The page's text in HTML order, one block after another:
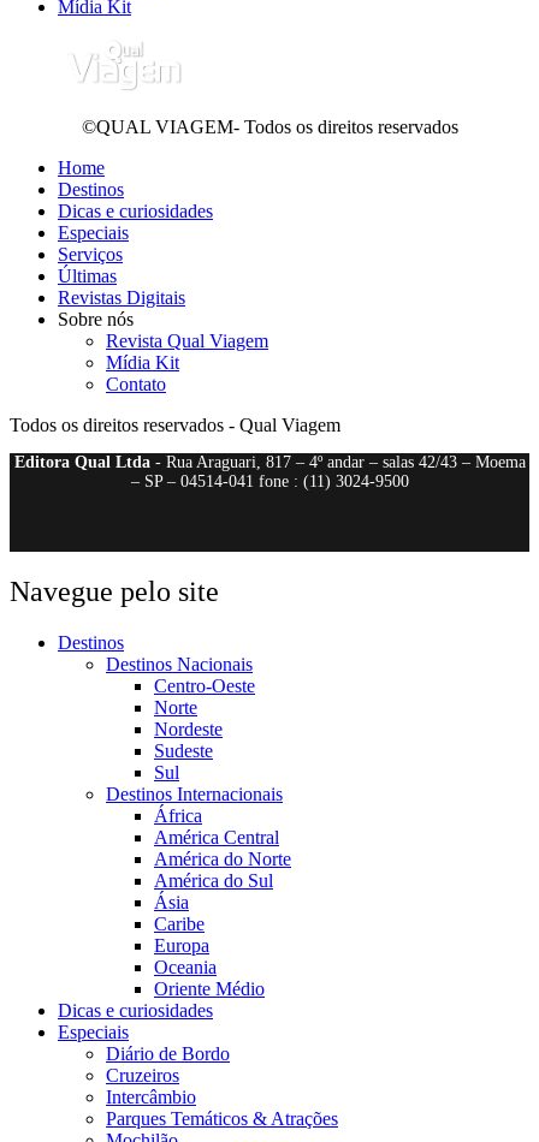
Mídia Kit
©QUAL VIAGEM- Todos os direitos reservados
Home
Destinos
Dicas e curiosidades
Especiais
Serviços
Últimas
Revistas Digitais
Sobre nós
Revista Qual Viagem
Mídia Kit
Contato
Todos os direitos reservados - Qual Viagem
Editora Qual Ltda- Rua Araguari, 817 – 4º andar – salas 42/43 – Moema
– SP – 04514-041 fone : (11) 3024-9500
Navegue pelo site
Destinos
Destinos Nacionais
Centro-Oeste
Norte
Nordeste
Sudeste
Sul
Destinos Internacionais
África
América Central
América do Norte
América do Sul
Ásia
Caribe
Europa
Oceania
Oriente Médio
Dicas e curiosidades
Especiais
Diário de Bordo
Cruzeiros
Intercâmbio
Parques Temáticos & Atrações